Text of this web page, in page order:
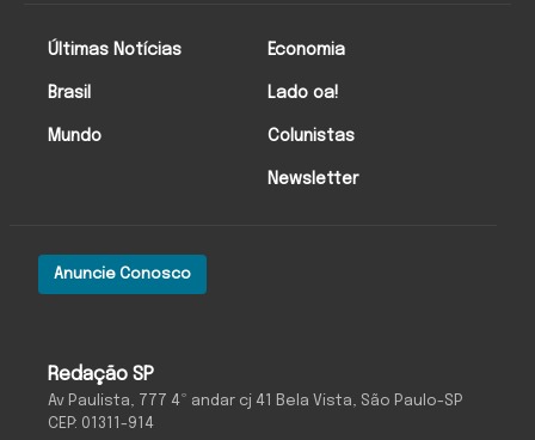
Redação SP
Av Paulista, 777 4º andar cj 41 Bela Vista, São Paulo-SP
CEP: 01311-914
Anuncie Conosco
Últimas Notícias
Brasil
Mundo
Economia
Lado oa!
Colunistas
Newsletter